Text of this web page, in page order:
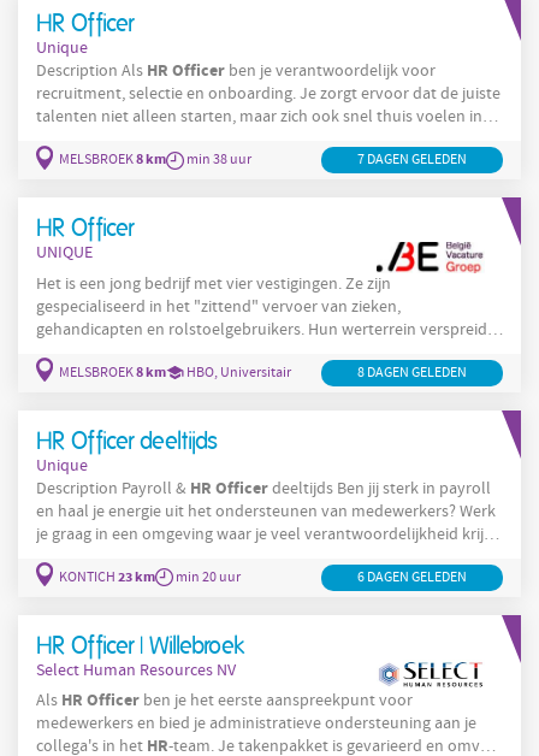
HR Officer
Unique
Description Als HR Officer ben je verantwoordelijk voor
recruitment, selectie en onboarding. Je zorgt ervoor dat de juiste
talenten niet alleen starten, maar zich ook snel thuis voelen in
van vacatures via diverse rekruteringskanalen Actief opvolgen
MELSBROEK8 km min 38 uur 7 DAGEN GELEDEN
HR Officer
UNIQUE
Het is een jong bedrijf met vier vestigingen. Ze zijn
gespecialiseerd in het "zittend" vervoer van zieken,
gehandicapten en rolstoelgebruikers. Hun werterrein verspreid
zich over het binnen-en buitenland. Functiebeschrijving
Description AlsHROfficerben je verantwoordelijk voor
onze organisatie. Recruitment &
MELSBROEK8 km HBO, Universitair 8 DAGEN GELEDEN
HR Officer deeltijds
Unique
Description Payroll & HR Officerdeeltijds Ben jij sterk in payroll
en haal je energie uit het ondersteunen van medewerkers? Werk
je graag in een omgeving waar je veel verantwoordelijkheid krijgt
en rechtstreeks impact hebt op de
naar eenHROfficervoor een bedrijf in Kontich. De organisatie
KONTICH 23 km min 20 uur 6 DAGEN GELEDEN
HR Officer | Willebroek
Select Human Resources NV
Als HR Officer ben je het eerste aanspreekpunt voor
medewerkers en bied je administratieve ondersteuning aan je
collega's in het HR-team. Je takenpakket is gevarieerd en omvat